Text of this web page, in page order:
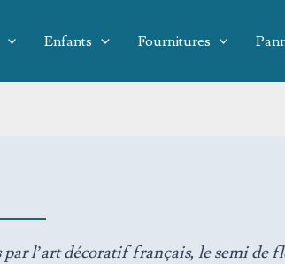
Enfants Fournitures
l’art décoratif français, le semi de